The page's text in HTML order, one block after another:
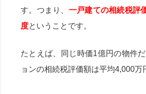
す。つまり、 一戸建ての相続税評
度ということです。
たとえば、同じ時価1億円の物件
ョンの相続税評価額は平均4,000万